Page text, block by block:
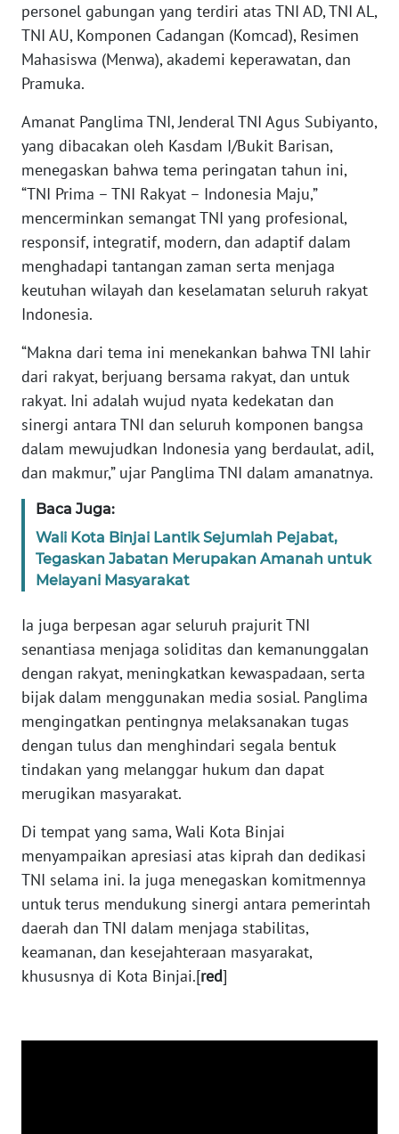
personel gabungan yang terdiri atas TNI AD, TNI AL,
TNI AU, Komponen Cadangan (Komcad), Resimen
Mahasiswa (Menwa), akademi keperawatan, dan
Pramuka.
Amanat Panglima TNI, Jenderal TNI Agus Subiyanto,
yang dibacakan oleh Kasdam I/Bukit Barisan,
menegaskan bahwa tema peringatan tahun ini,
“TNI Prima – TNI Rakyat – Indonesia Maju,”
mencerminkan semangat TNI yang profesional,
responsif, integratif, modern, dan adaptif dalam
menghadapi tantangan zaman serta menjaga
keutuhan wilayah dan keselamatan seluruh rakyat
Indonesia.
“Makna dari tema ini menekankan bahwa TNI lahir
dari rakyat, berjuang bersama rakyat, dan untuk
rakyat. Ini adalah wujud nyata kedekatan dan
sinergi antara TNI dan seluruh komponen bangsa
dalam mewujudkan Indonesia yang berdaulat, adil,
dan makmur,” ujar Panglima TNI dalam amanatnya.
Baca Juga:
Wali Kota Binjai Lantik Sejumlah Pejabat,
Tegaskan Jabatan Merupakan Amanah untuk
Melayani Masyarakat
Ia juga berpesan agar seluruh prajurit TNI
senantiasa menjaga soliditas dan kemanunggalan
dengan rakyat, meningkatkan kewaspadaan, serta
bijak dalam menggunakan media sosial. Panglima
mengingatkan pentingnya melaksanakan tugas
dengan tulus dan menghindari segala bentuk
tindakan yang melanggar hukum dan dapat
merugikan masyarakat.
Di tempat yang sama, Wali Kota Binjai
menyampaikan apresiasi atas kiprah dan dedikasi
TNI selama ini. Ia juga menegaskan komitmennya
untuk terus mendukung sinergi antara pemerintah
daerah dan TNI dalam menjaga stabilitas,
keamanan, dan kesejahteraan masyarakat,
khususnya di Kota Binjai.[red]
WN
SULTRA
NTB
WN
SULTENG
SULBAR
WN
BABEL
WN
SUMBAR
WN
SUMSEL
BENGKULU
WN
LAMPUNG
WN
JATENG
WN
NUSANTARA
WN
JOGJA
JATIM
WN
BALI
WN
KALBAR
KALTENG